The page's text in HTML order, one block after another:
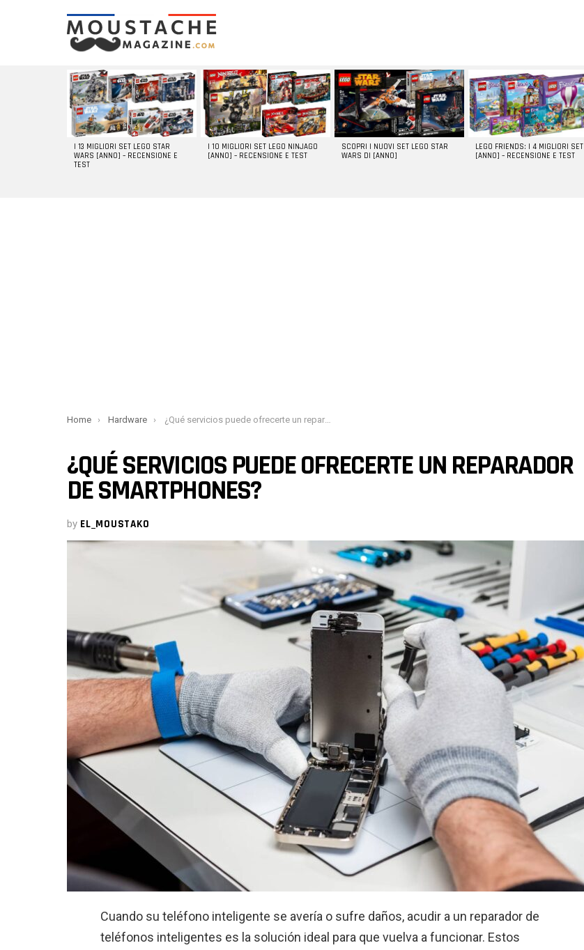
LATEST
STORIES
I 13 MIGLIORI SET LEGO STAR
WARS [ANNO] – RECENSIONE E
TEST
I 10 MIGLIORI SET LEGO NINJAGO
[ANNO] – RECENSIONE E TEST
SCOPRI I NUOVI SET LEGO STAR
WARS DI [ANNO]
LEGO FRIENDS: I 4 MIGLIORI SET
[ANNO] – RECENSIONE E TEST
You are here:
Home Hardware ¿Qué servicios puede ofrecerte un reparador de smartphones?
¿QUÉ SERVICIOS PUEDE OFRECERTE UN REPARADOR
DE SMARTPHONES?
by EL_MOUSTAKO
Cuando su teléfono inteligente se avería o sufre daños, acudir a un reparador de
teléfonos inteligentes es la solución ideal para que vuelva a funcionar. Estos